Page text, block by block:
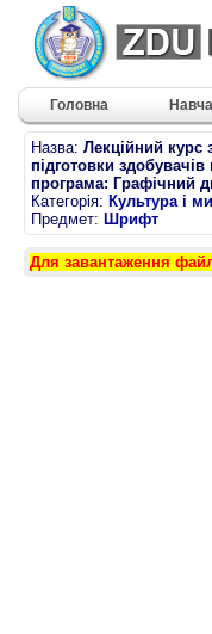
Головна
Назва: Лекційний курс
підготовки
програма: Графічний
Категорія: Культура і
Предмет: Шрифт
Для завантаження